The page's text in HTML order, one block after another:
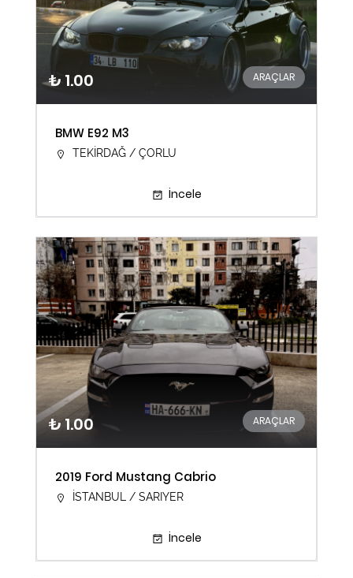
₺ 1.00 ARAÇLAR
BMW E92 M3
TEKİRDAĞ / ÇORLU
İncele
₺ 1.00 ARAÇLAR
2019 Ford Mustang Cabrio
İSTANBUL / SARIYER
İncele